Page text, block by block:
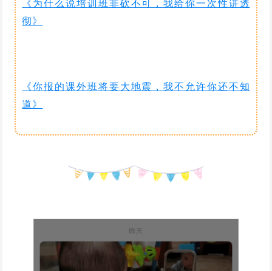
《为什么说培训班非砍不可，我给你一次性讲透
彻》
《你报的课外班将要大地震，我不允许你还不知
道》